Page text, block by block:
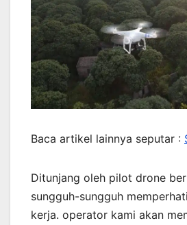
Baca artikel lainnya seputar :
Ditunjang oleh pilot drone
sungguh-sungguh
kerja. operator kami akan